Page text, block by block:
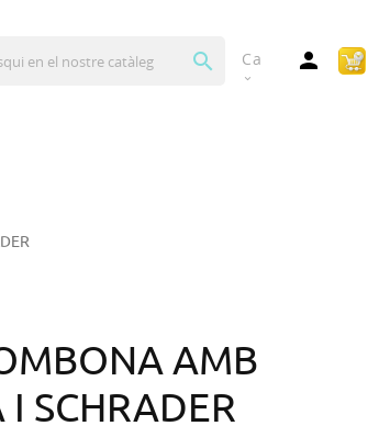
 Ca
expand_more

AMB
SCHRADER